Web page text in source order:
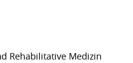
Rehabilitative Medizin